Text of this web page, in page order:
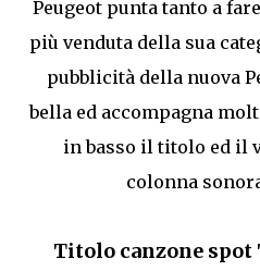
Peugeot punta tanto a
più venduta della sua
pubblicità della nuova
bella ed accompagna
in basso il titolo ed il
colonna
Titolo canzone spot